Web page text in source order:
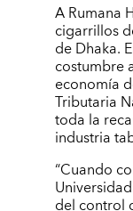
A Rumana
cigarrillos
de Dhaka.
costumbre
economía
Tributaria
toda la
industria
“Cuando
del control